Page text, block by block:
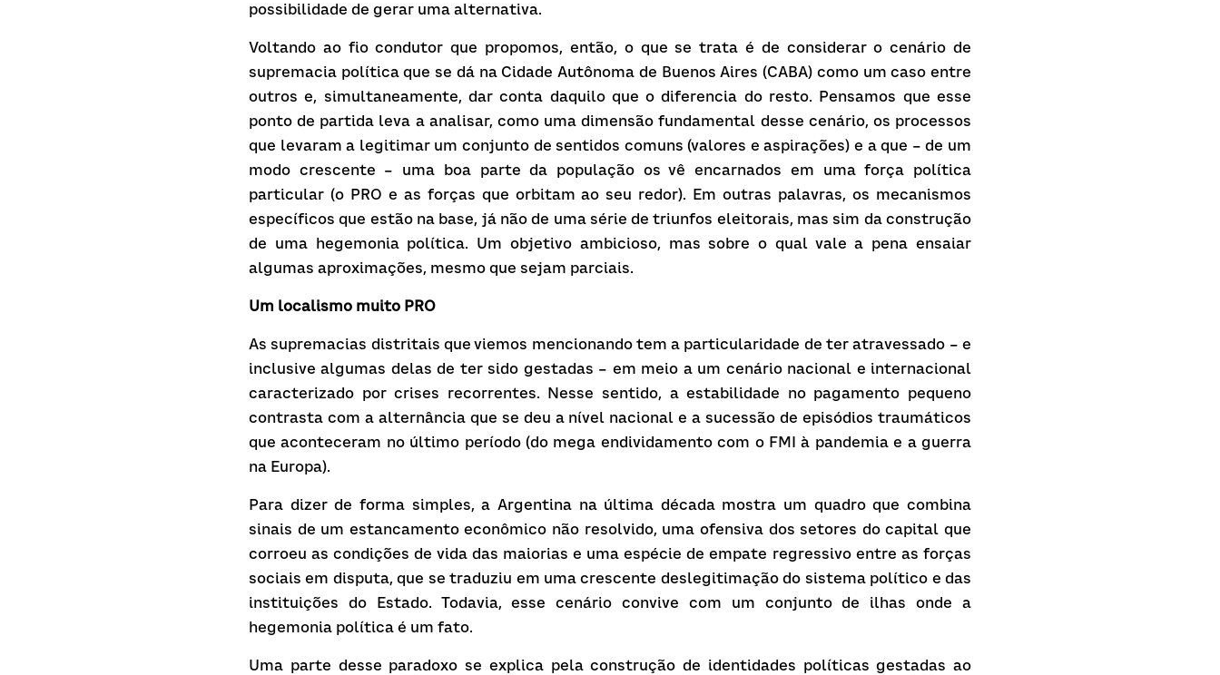
possibilidade de gerar uma alternativa.
Voltando ao fio condutor que propomos, então, o que se trata é de considerar o cenário de
supremacia política que se dá na Cidade Autônoma de Buenos Aires (CABA) como um caso entre
outros e, simultaneamente, dar conta daquilo que o diferencia do resto. Pensamos que esse
ponto de partida leva a analisar, como uma dimensão fundamental desse cenário, os processos
que levaram a legitimar um conjunto de sentidos comuns (valores e aspirações) e a que – de um
modo crescente – uma boa parte da população os vê encarnados em uma força política
particular (o PRO e as forças que orbitam ao seu redor). Em outras palavras, os mecanismos
específicos que estão na base, já não de uma série de triunfos eleitorais, mas sim da construção
de uma hegemonia política. Um objetivo ambicioso, mas sobre o qual vale a pena ensaiar
algumas aproximações, mesmo que sejam parciais.
Um localismo muito PRO
As supremacias distritais que viemos mencionando tem a particularidade de ter atravessado – e
inclusive algumas delas de ter sido gestadas – em meio a um cenário nacional e internacional
caracterizado por crises recorrentes. Nesse sentido, a estabilidade no pagamento pequeno
contrasta com a alternância que se deu a nível nacional e a sucessão de episódios traumáticos
que aconteceram no último período (do mega endividamento com o FMI à pandemia e a guerra
na Europa).
Para dizer de forma simples, a Argentina na última década mostra um quadro que combina
sinais de um estancamento econômico não resolvido, uma ofensiva dos setores do capital que
corroeu as condições de vida das maiorias e uma espécie de empate regressivo entre as forças
sociais em disputa, que se traduziu em uma crescente deslegitimação do sistema político e das
instituições do Estado. Todavia, esse cenário convive com um conjunto de ilhas onde a
hegemonia política é um fato.
Uma parte desse paradoxo se explica pela construção de identidades políticas gestadas ao